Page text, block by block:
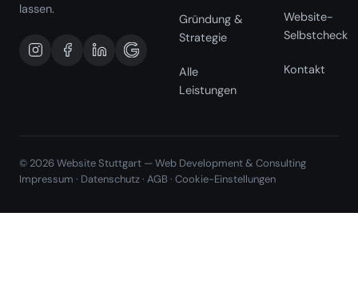
lassen.
Gründung &
Strategie
Alle
Leistungen
Website-
Selbstcheck
Kontakt
© 2026 Website Stuttgart — Web Development & Consulting
Impressum · Datenschutz· AGB · Cookie-Einstellungen